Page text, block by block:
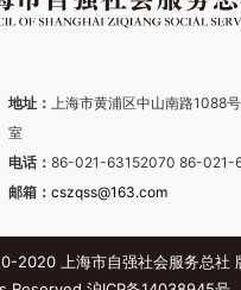
地址： 上海市黄浦区中山南路1088
室
电话： 86-021-63152070 86-021-
邮箱： cszqss@163.com
2020 上海市自强社会服务总社